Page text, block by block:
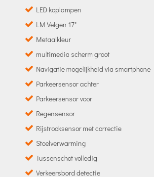
LED koplampen
LM Velgen 17"
Metaalkleur
multimedia scherm groot
Navigatie mogelijkheid via smartphone
Parkeersensor achter
Parkeersensor voor
Regensensor
Rijstrooksensor met correctie
Stoelverwarming
Tussenschot volledig
Verkeersbord detectie